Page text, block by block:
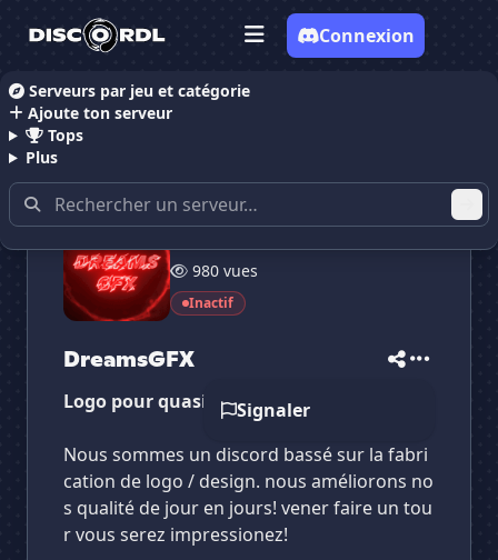
Serveurs par jeu et catégorie
Ajoute ton serveur
Tops
Plus
Connexion
Accueil Serveurs Discord Dessin
980 vues
Inactif
DreamsGFX
Signaler
Logo pour quasiment rien!
Nous sommes un discord bassé sur la fabri
cation de logo / design. nous améliorons no
s qualité de jour en jours! vener faire un tou
r vous serez impressionez!
Vote pourDreamsGFX
DreamsGFX
Es-tu sûr de vouloir supprimer ton avis de ce
DreamsGFX